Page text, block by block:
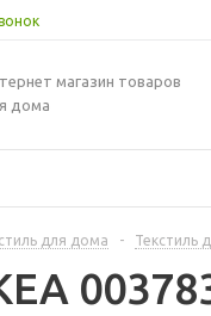
магазин товаров
дома
для дома - Текстиль